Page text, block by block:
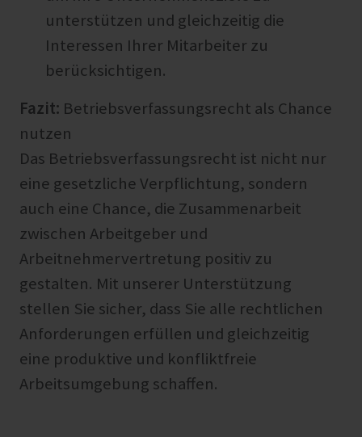
unterstützen und gleichzeitig die
Interessen Ihrer Mitarbeiter zu
berücksichtigen.
Fazit: Betriebsverfassungsrecht als Chance
nutzen
Das Betriebsverfassungsrecht ist nicht nur
eine gesetzliche Verpflichtung, sondern
auch eine Chance, die Zusammenarbeit
zwischen Arbeitgeber und
Arbeitnehmervertretung positiv zu
gestalten. Mit unserer Unterstützung
stellen Sie sicher, dass Sie alle rechtlichen
Anforderungen erfüllen und gleichzeitig
eine produktive und konfliktfreie
Arbeitsumgebung schaffen.